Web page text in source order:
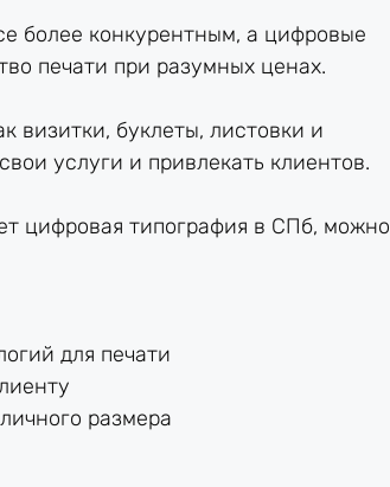
более конкурентным, а цифровые
печати при разумных ценах.
визитки, буклеты, листовки и
услуги и привлекать клиентов.
цифровая типография в СПб, можно
для печати
размера